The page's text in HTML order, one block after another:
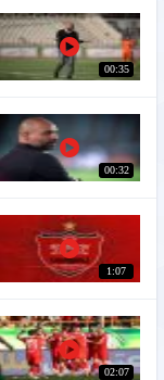
00:35
00:32
1:07
02:07